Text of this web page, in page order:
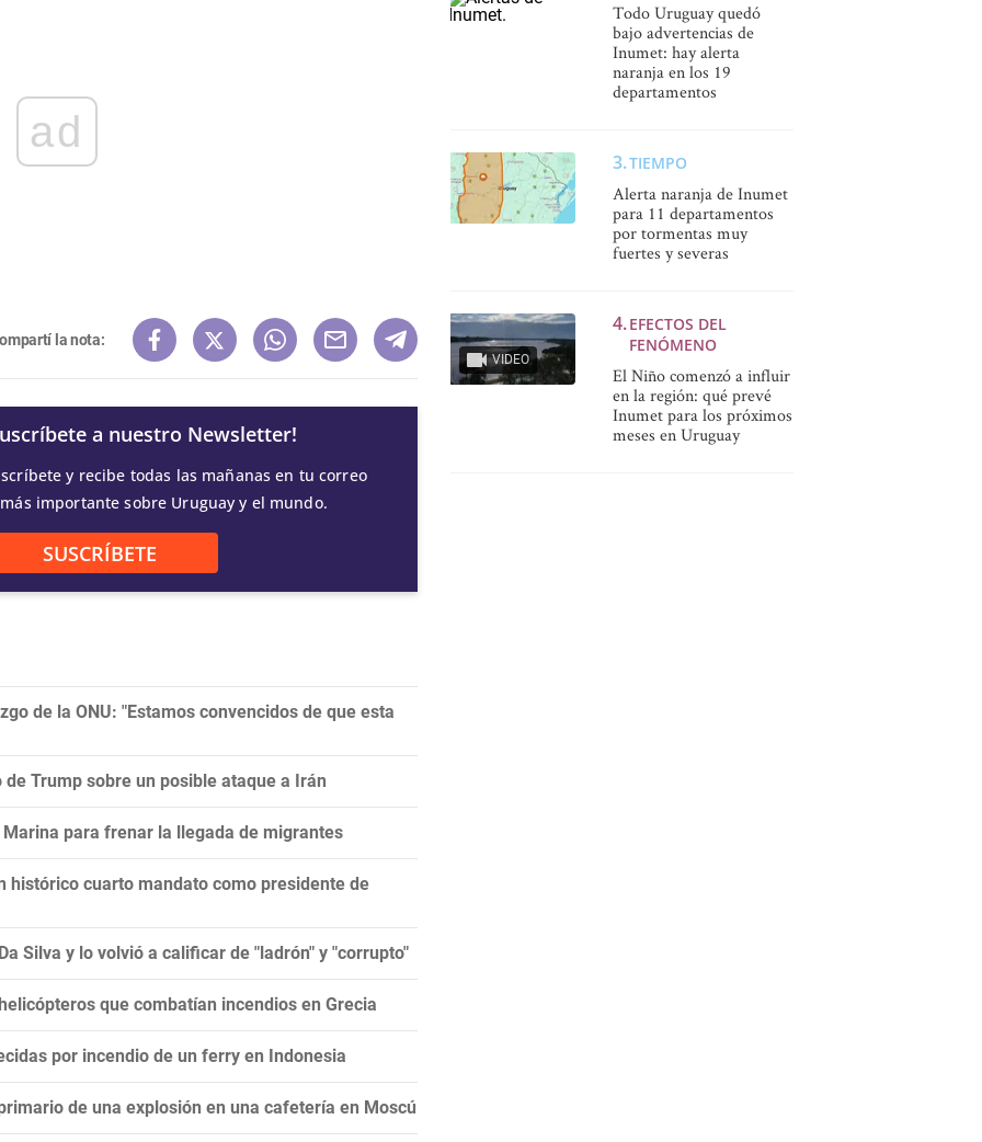
ad
la nota:
a nuestro Newsletter!
y recibe todas las mañanas en tu correo
importante sobre Uruguay y el mundo.
SUSCRÍBETE
de la ONU: "Estamos convencidos de que esta
Trump sobre un posible ataque a Irán
para frenar la llegada de migrantes
histórico cuarto mandato como presidente de
Silva y lo volvió a calificar de "ladrón" y "corrupto"
que combatían incendios en Grecia
por incendio de un ferry en Indonesia
de una explosión en una cafetería en Moscú
Todo Uruguay quedó
bajo advertencias de
Inumet: hay alerta
naranja en los 19
departamentos
TIEMPO
Alerta naranja de Inumet
para 11 departamentos
por tormentas muy
fuertes y severas
VIDEO
EFECTOS DEL
FENÓMENO
El Niño comenzó a influir
en la región: qué prevé
Inumet para los próximos
meses en Uruguay